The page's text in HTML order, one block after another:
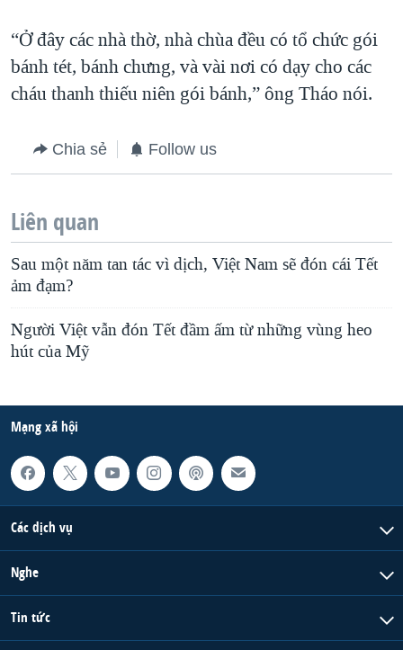
“Ở đây các nhà thờ, nhà chùa đều có tổ chức gói
bánh tét, bánh chưng, và vài nơi có dạy cho các
cháu thanh thiếu niên gói bánh,” ông Tháo nói.
Chia sẻ Follow us
Liên quan
Sau một năm tan tác vì dịch, Việt Nam sẽ đón cái Tết
ảm đạm?
Người Việt vẫn đón Tết đầm ấm từ những vùng heo
hút của Mỹ
Mạng xã hội
Các dịch vụ
Nghe
Tin tức